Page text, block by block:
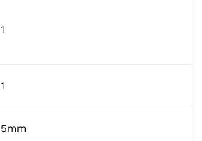
1
1
5mm